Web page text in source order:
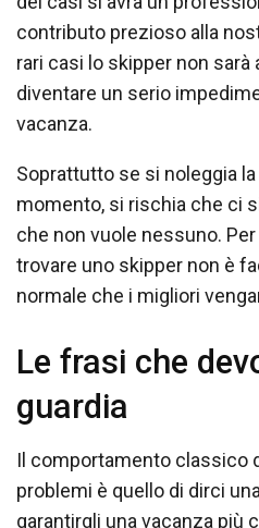
contributo prezioso alla
rari casi lo skipper non sarà
diventare un serio
vacanza.
Soprattutto se si noleggia la
momento, si rischia che ci
che non vuole nessuno.
trovare uno skipper non è
normale che i migliori
Le frasi che
guardia
Il comportamento classico
problemi è quello di dirci
garantirgli una vacanza più